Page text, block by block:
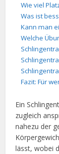
Wie viel
Was ist
Kann man
Welche
Fazit: Für
Ein
zugleich
nahezu der
lässt, wobei